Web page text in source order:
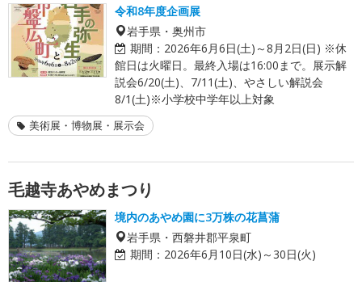
令和8年度企画展
岩手県・奥州市
期間： 2026年6月6日(土)～8月2日(日) ※休
館日は火曜日。最終入場は16:00まで。展示解
説会6/20(土)、7/11(土)、やさしい解説会
8/1(土)※小学校中学年以上対象
美術展・博物展・展示会
毛越寺あやめまつり
境内のあやめ園に3万株の花菖蒲
岩手県・西磐井郡平泉町
期間： 2026年6月10日(水)～30日(火)